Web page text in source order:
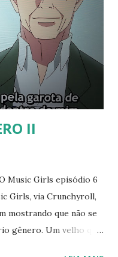
conservadoras sobre
direita e esquerda,
Na
de obras de Olavo de
Peterson, Roger
Jones, J...
II
Music Girls episódio 6
Girls, via Crunchyroll,
mostrando que não se
gênero. Um velho que